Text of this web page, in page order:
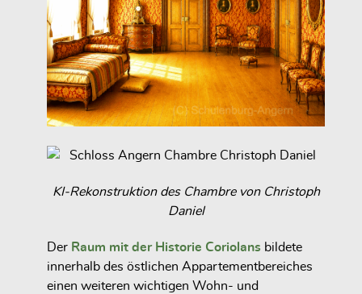
KI-Rekonstruktion des Chambre von Christoph
Daniel
Der Raum mit der Historie Coriolans bildete
innerhalb des östlichen Appartementbereiches
einen weiteren wichtigen Wohn- und